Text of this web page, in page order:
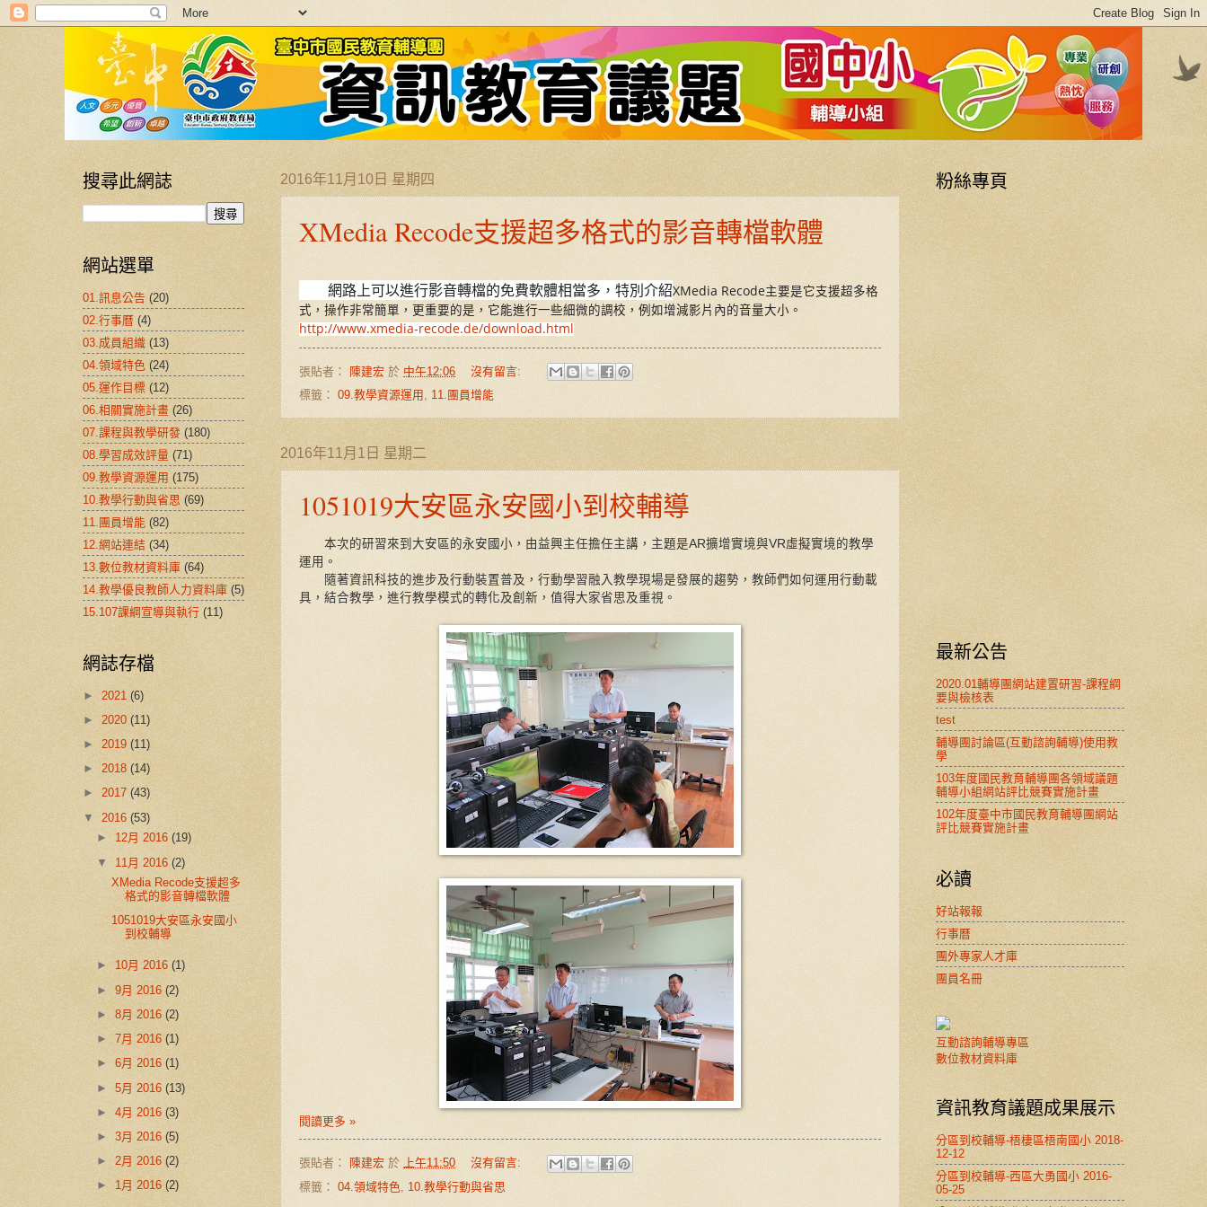
2016年11月10日 星期四
XMedia Recode支援超多格式的影音轉檔軟體
網路上可以進行影音轉檔的免費軟體相當多，特別介紹XMedia Recode主要是它支援超多格
式，操作非常簡單，更重要的是，它能進行一些細微的調校，例如增減影片內的音量大小。
http://www.xmedia-recode.de/download.html
張貼者： 陳建宏 於 中午12:06
沒有留言:
標籤： 09.教學資源運用 , 11.團員增能
2016年11月1日 星期二
1051019大安區永安國小到校輔導
本次的研習來到大安區的永安國小，由益興主任擔任主講，主題是AR擴增實境與VR虛擬實境的教學
運用。
隨著資訊科技的進步及行動裝置普及，行動學習融入教學現場是發展的趨勢，教師們如何運用行動載
具，結合教學，進行教學模式的轉化及創新，值得大家省思及重視。
閱讀更多 »
張貼者： 陳建宏 於 上午11:50
沒有留言:
標籤： 04.領域特色 10.教學行動與省思
搜尋此網誌
網站選單
01.訊息公告 (20)
02.行事曆 (4)
03.成員組織 (13)
04.領域特色 (24)
05.運作目標 (12)
06.相關實施計畫 (26)
07.課程與教學研發 (180)
08.學習成效評量 (71)
09.教學資源運用 (175)
10.教學行動與省思 (69)
11.團員增能 (82)
12.網站連結 (34)
13.數位教材資料庫 (64)
14.教學優良教師人力資料庫 (5)
15.107課綱宣導與執行 (11)
網誌存檔
► 2021 (6)
► 2020 (11)
► 2019 (11)
► 2018 (14)
► 2017 (43)
▼ 2016 (53)
► 12月 2016(19)
▼ 11月 2016(2)
XMedia Recode支援超多
格式的影音轉檔軟體
1051019大安區永安國小
到校輔導
► 10月 2016(1)
►9月 2016(2)
►8月 2016(2)
►7月 2016(1)
►6月 2016(1)
►5月 2016(13)
►4月 2016(3)
►3月 2016(5)
►2月 2016(2)
► 1月 2016(2)
粉絲專頁
最新公告
2020.01輔導團網站建置研習-課程綱
要與檢核表
test
輔導團討論區(互動諮詢輔導)使用教
學
103年度國民教育輔導團各領域議題
輔導小組網站評比競賽實施計畫
102年度臺中市國民教育輔導團網站
評比競賽實施計畫
必讀
好站報報
行事曆
團外專家人才庫
團員名冊
互動諮詢輔導專區
數位教材資料庫
資訊教育議題成果展示
分區到校輔導-梧棲區梧南國小 2018-
12-12
分區到校輔導-西區大勇國小 2016-
05-25